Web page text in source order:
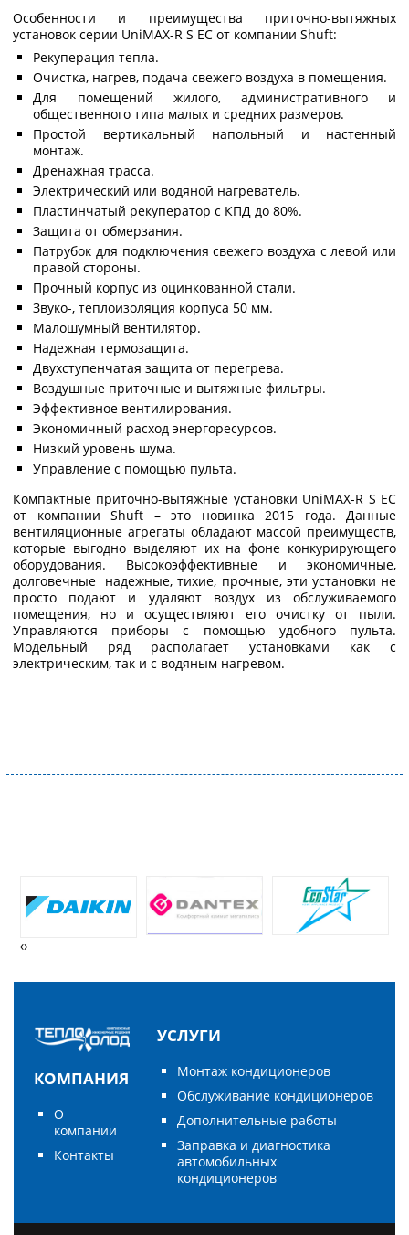
Особенности и преимущества приточно-вытяжных
установок серии UniMAX-R S EC от компании Shuft:
Рекуперация тепла.
Очистка, нагрев, подача свежего воздуха в помещения.
Для помещений жилого, административного и
общественного типа малых и средних размеров.
Простой вертикальный напольный и настенный
монтаж.
Дренажная трасса.
Электрический или водяной нагреватель.
Пластинчатый рекуператор с КПД до 80%.
Защита от обмерзания.
Патрубок для подключения свежего воздуха с левой или
правой стороны.
Прочный корпус из оцинкованной стали.
Звуко-, теплоизоляция корпуса 50 мм.
Малошумный вентилятор.
Надежная термозащита.
Двухступенчатая защита от перегрева.
Воздушные приточные и вытяжные фильтры.
Эффективное вентилирования.
Экономичный расход энергоресурсов.
Низкий уровень шума.
Управление с помощью пульта.
Компактные приточно-вытяжные установки UniMAX-R S EC
от компании Shuft – это новинка 2015 года. Данные
вентиляционные агрегаты обладают массой преимуществ,
которые выгодно выделяют их на фоне конкурирующего
оборудования. Высокоэффективные и экономичные,
долговечные надежные, тихие, прочные, эти установки не
просто подают и удаляют воздух из обслуживаемого
помещения, но и осуществляют его очистку от пыли.
Управляются приборы с помощью удобного пульта.
Модельный ряд располагает установками как с
электрическим, так и с водяным нагревом.
‹›
КОМПАНИЯ
О
компании
Контакты
УСЛУГИ
Монтаж кондиционеров
Обслуживание кондиционеров
Дополнительные работы
Заправка и диагностика
автомобильных
кондиционеров